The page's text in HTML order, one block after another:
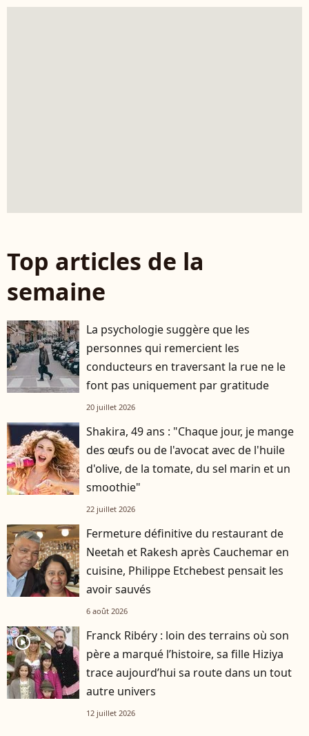
Top articles de la
semaine
La psychologie suggère que les
personnes qui remercient les
conducteurs en traversant la rue ne le
font pas uniquement par gratitude
20 juillet 2026
Shakira, 49 ans : "Chaque jour, je mange
des œufs ou de l'avocat avec de l'huile
d'olive, de la tomate, du sel marin et un
smoothie"
22 juillet 2026
Fermeture définitive du restaurant de
Neetah et Rakesh après Cauchemar en
cuisine, Philippe Etchebest pensait les
avoir sauvés
6 août 2026
player2
Franck Ribéry : loin des terrains où son
père a marqué l’histoire, sa fille Hiziya
trace aujourd’hui sa route dans un tout
autre univers
12 juillet 2026